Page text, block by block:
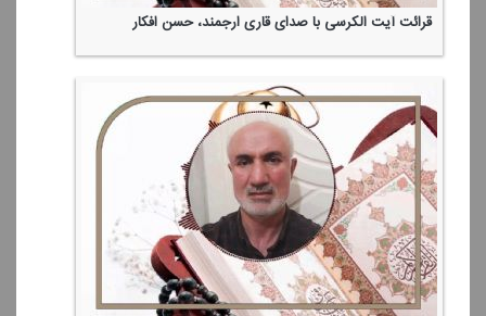
قرائت آیت الكرسی با صدای قاری ارجمند، حسن افكار